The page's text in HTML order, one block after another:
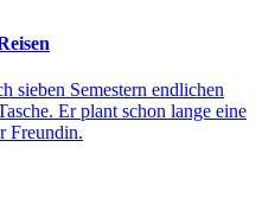
sieben Semestern endlichen
Er plant schon lange eine
Freundin.